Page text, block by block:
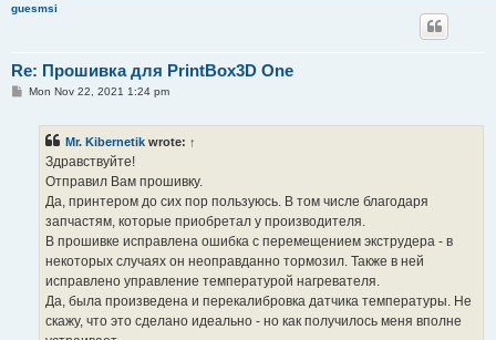
guesmsi
Re: Прошивка для PrintBox3D One
PMon Nov 22, 2021 1:24 pm
Mr. Kibernetik wrote: ↑
Здравствуйте!
Отправил Вам прошивку.
Да, принтером до сих пор пользуюсь. В том числе благодаря
запчастям, которые приобретал у производителя.
В прошивке исправлена ошибка с перемещением экструдера - в
некоторых случаях он неоправданно тормозил. Также в ней
исправлено управление температурой нагревателя.
Да, была произведена и перекалибровка датчика температуры. Не
скажу, что это сделано идеально - но как получилось меня вполне